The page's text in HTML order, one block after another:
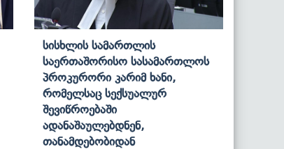
Სისხლის Სამართლის
Საერთაშორისო Სასამართლოს
Პროკურორი Კარიმ Ხანი,
Რომელსაც Სექსუალურ
Შევიწროებაში
Ადანაშაულებდნენ,
Თანამდებობიდან